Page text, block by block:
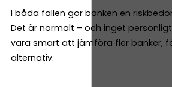
I båda fallen gör banken en
Det är normalt – och inget
vara smart att jämföra fler banker,
alternativ.